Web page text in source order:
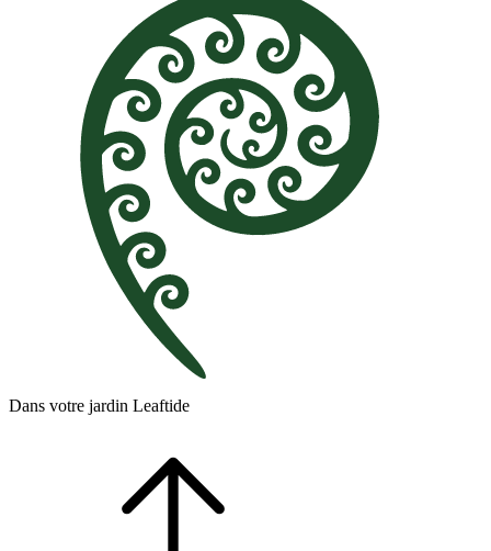
Dans votre jardin Leaftide